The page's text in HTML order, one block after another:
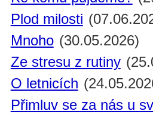
Plod milosti
Mnoho (30.05.2026)
Ze stresu z rutiny
O letnicích
Přimluv se za nás u